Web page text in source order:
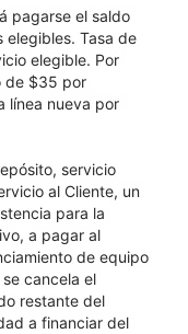
pagarse el saldo
elegibles. Tasa de
elegible. Por
de $35 por
línea nueva por
servicio
al Cliente, un
para la
a pagar al
de equipo
cancela el
restante del
a financiar del